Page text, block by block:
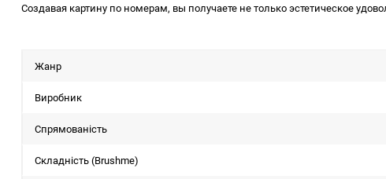
Создавая картину по номерам, вы получаете не только эстетическое
Жанр
Виробник
Спрямованість
Складність (Brushme)